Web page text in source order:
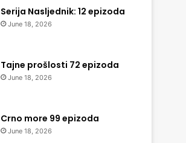
Serija Nasljednik: 12 epizoda
June 18, 2026
Tajne prošlosti 72 epizoda
June 18, 2026
Crno more 99 epizoda
June 18, 2026